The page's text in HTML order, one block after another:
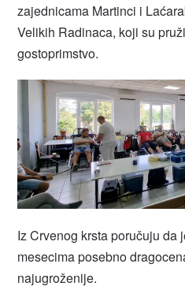
zajednicama Martinci i
Velikih Radinaca, koji su
gostoprimstvo.
Iz Crvenog krsta poručuju
mesecima posebno
najugroženije.